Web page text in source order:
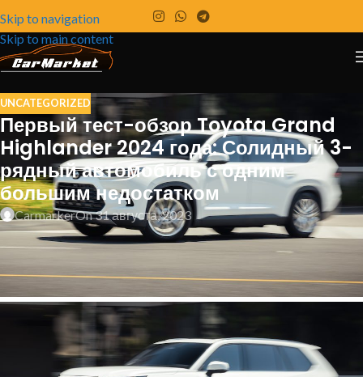
Skip to navigation
Skip to main content
UNCATEGORIZED
Первый тест-обзор Toyota Grand
Highlander 2024 года: Солидный 3-
рядный автомобиль с одним
большим недостатком
CarmarkerOn 31 августа, 2023
Наконец-то! Toyota добавляет большой
трехрядный кроссовер над среднеразмерным
Highlander.